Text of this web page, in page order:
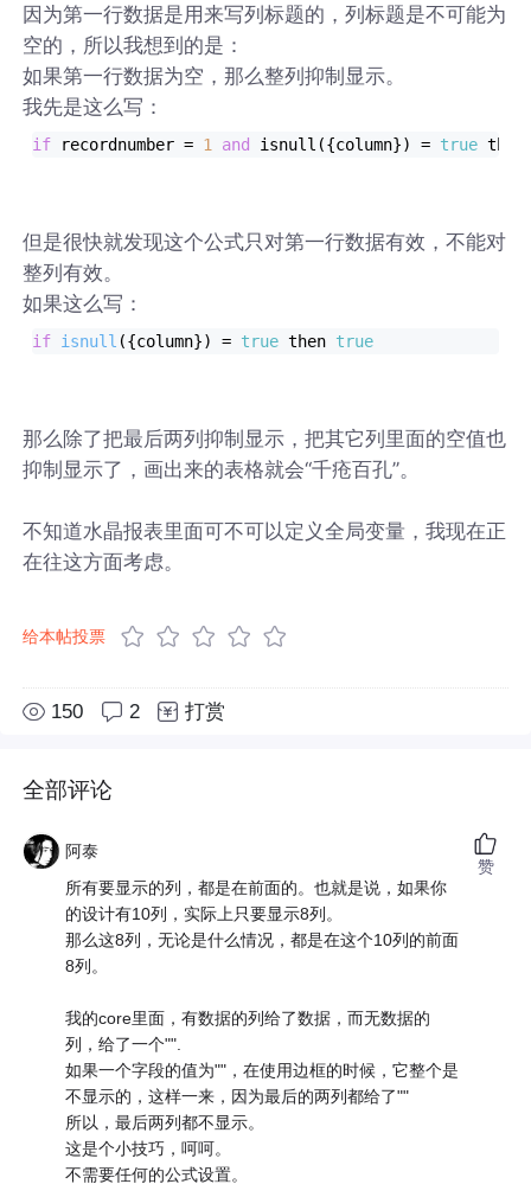
因为第一行数据是用来写列标题的，列标题是不可能为
空的，所以我想到的是：
如果第一行数据为空，那么整列抑制显示。
我先是这么写：
if recordnumber = 1 and isnull({column}) = true
但是很快就发现这个公式只对第一行数据有效，不能对
整列有效。
如果这么写：
if isnull ({column}) = true then true
那么除了把最后两列抑制显示，把其它列里面的空值也
抑制显示了，画出来的表格就会“千疮百孔”。
不知道水晶报表里面可不可以定义全局变量，我现在正
在往这方面考虑。
给本帖投票
150 2 打赏
全部评论
阿泰
所有要显示的列，都是在前面的。也就是说，如果你
的设计有10列，实际上只要显示8列。
那么这8列，无论是什么情况，都是在这个10列的前面
8列。
我的core里面，有数据的列给了数据，而无数据的
列，给了一个"".
如果一个字段的值为""，在使用边框的时候，它整个是
不显示的，这样一来，因为最后的两列都给了""
所以，最后两列都不显示。
这是个小技巧，呵呵。
不需要任何的公式设置。
赞